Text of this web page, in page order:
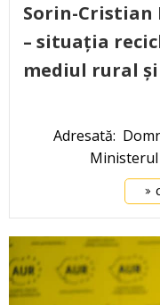
Sorin-Cristian
– situația
mediul rural
Adresată: